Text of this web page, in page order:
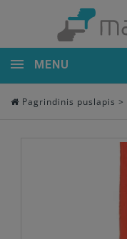
MENU
Pagrindinis puslapis >